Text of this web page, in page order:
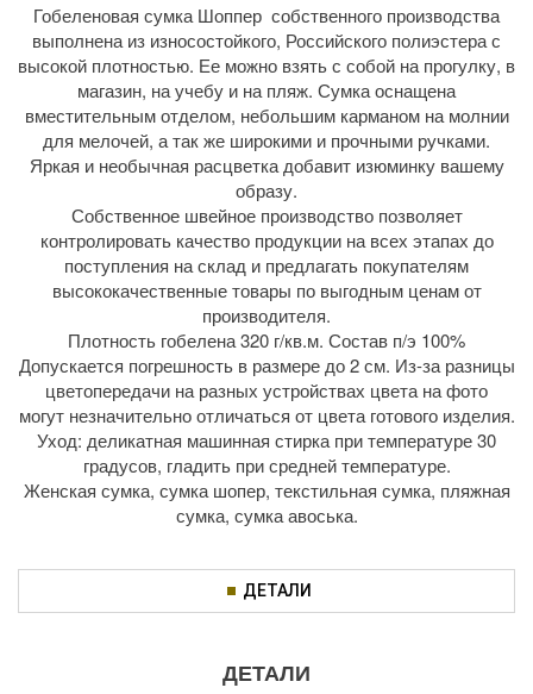
Гобеленовая сумка Шоппер собственного производства
выполнена из износостойкого, Российского полиэстера с
высокой плотностью. Ее можно взять с собой на прогулку, в
магазин, на учебу и на пляж. Сумка оснащена
вместительным отделом, небольшим карманом на молнии
для мелочей, а так же широкими и прочными ручками.
Яркая и необычная расцветка добавит изюминку вашему
образу.
Собственное швейное производство позволяет
контролировать качество продукции на всех этапах до
поступления на склад и предлагать покупателям
высококачественные товары по выгодным ценам от
производителя.
Плотность гобелена 320 г/кв.м. Состав п/э 100%
Допускается погрешность в размере до 2 см. Из-за разницы
цветопередачи на разных устройствах цвета на фото
могут незначительно отличаться от цвета готового изделия.
Уход: деликатная машинная стирка при температуре 30
градусов, гладить при средней температуре.
Женская сумка, сумка шопер, текстильная сумка, пляжная
сумка, сумка авоська.
ДЕТАЛИ
ДЕТАЛИ